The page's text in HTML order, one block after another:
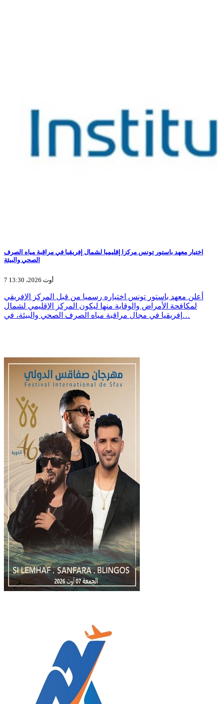
اختيار معهد باستور تونس مركزا إقليميا لشمال إفريقيا في مراقبة مياه الصرف
الصحي والبيئة
7 أوت 2026، 13:30
أعلن معهد باستور تونس اختياره رسميا من قبل المركز الإفريقي
لمكافحة الأمراض والوقاية منها ليكون المركز الإقليمي لشمال
إفريقيا في مجال مراقبة مياه الصرف الصحي والبيئة، في…